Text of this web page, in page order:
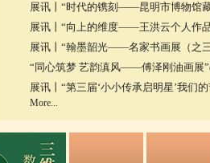
展讯丨“时代的镌刻——昆明市博物馆
展讯丨“向上的维度——王洪云个人作
展讯丨“翰墨韶光——名家书画展（之
“同心筑梦 艺韵滇风——傅泽刚油画展
展讯丨“第三届‘小小传承启明星’我们
More...